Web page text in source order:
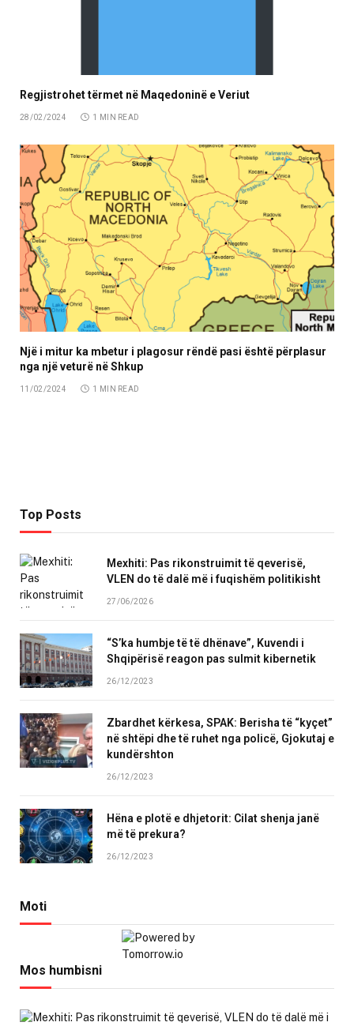
Regjistrohet tërmet në Maqedoninë e Veriut
28/02/2024 1 MIN READ
Një i mitur ka mbetur i plagosur rëndë pasi është përplasur
nga një veturë në Shkup
11/02/2024 1 MIN READ
Top Posts
Mexhiti: Pas rikonstruimit të qeverisë,
VLEN do të dalë më i fuqishëm politikisht
27/06/2026
“S’ka humbje të të dhënave”, Kuvendi i
Shqipërisë reagon pas sulmit kibernetik
26/12/2023
Zbardhet kërkesa, SPAK: Berisha të “kyçet”
në shtëpi dhe të ruhet nga policë, Gjokutaj e
kundërshton
26/12/2023
Hëna e plotë e dhjetorit: Cilat shenja janë
më të prekura?
26/12/2023
Moti
Mos humbisni